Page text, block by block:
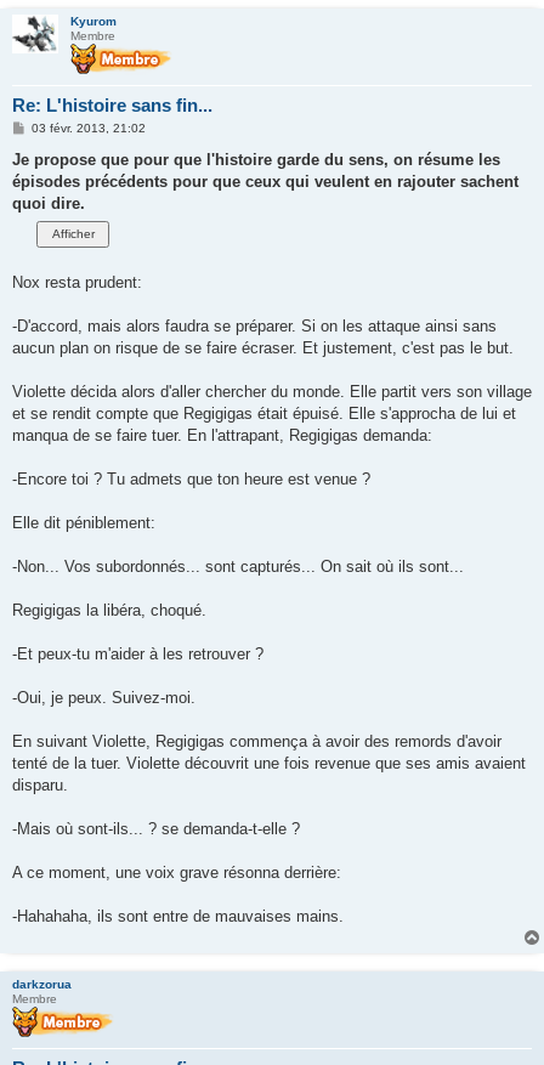
Kyurom
Membre
Re: L'histoire sans fin...
M
s
a
g
03 févr. 2013, 21:02
Je propose que pour que l'histoire garde du sens, on résume les
épisodes précédents pour que ceux qui veulent en rajouter sachent
quoi dire.
Nox resta prudent:
-D'accord, mais alors faudra se préparer. Si on les attaque ainsi sans
aucun plan on risque de se faire écraser. Et justement, c'est pas le but.
Violette décida alors d'aller chercher du monde. Elle partit vers son village
et se rendit compte que Regigigas était épuisé. Elle s'approcha de lui et
manqua de se faire tuer. En l'attrapant, Regigigas demanda:
-Encore toi ? Tu admets que ton heure est venue ?
Elle dit péniblement:
-Non... Vos subordonnés... sont capturés... On sait où ils sont...
Regigigas la libéra, choqué.
-Et peux-tu m'aider à les retrouver ?
-Oui, je peux. Suivez-moi.
En suivant Violette, Regigigas commença à avoir des remords d'avoir
tenté de la tuer. Violette découvrit une fois revenue que ses amis avaient
disparu.
-Mais où sont-ils... ? se demanda-t-elle ?
A ce moment, une voix grave résonna derrière:
-Hahahaha, ils sont entre de mauvaises mains.
darkzorua
Membre